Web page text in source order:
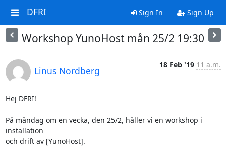
DFRI Sign In Sign Up
Workshop YunoHost mån 25/2 19:30
Linus Nordberg
18 Feb '19 11 a.m.
Hej DFRI!
På måndag om en vecka, den 25/2, håller vi en workshop i
installation
och drift av [YunoHost].